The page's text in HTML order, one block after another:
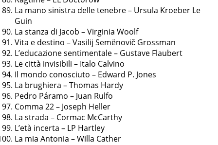
La mano sinistra delle tenebre – Ursula Kroeber Le
Guin
La stanza di Jacob – Virginia Woolf
Vita e destino – Vasilij Semënovič Grossman
L’educazione sentimentale – Gustave Flaubert
Le città invisibili – Italo Calvino
Il mondo conosciuto – Edward P. Jones
La brughiera – Thomas Hardy
Pedro Páramo – Juan Rulfo
Comma 22 – Joseph Heller
La strada – Cormac McCarthy
L’età incerta – LP Hartley
La mia Antonia – Willa Cather